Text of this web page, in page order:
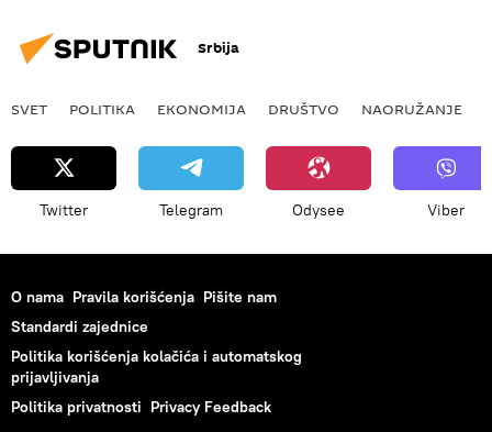
Srbija
SVET POLITIKA EKONOMIJA DRUŠTVO NAORUŽANJE
Twitter Telegram Odysee Viber
O nama Pravila korišćenja Pišite nam
Standardi zajednice
Politika korišćenja kolačića i automatskog
prijavljivanja
Politika privatnosti Privacy Feedback